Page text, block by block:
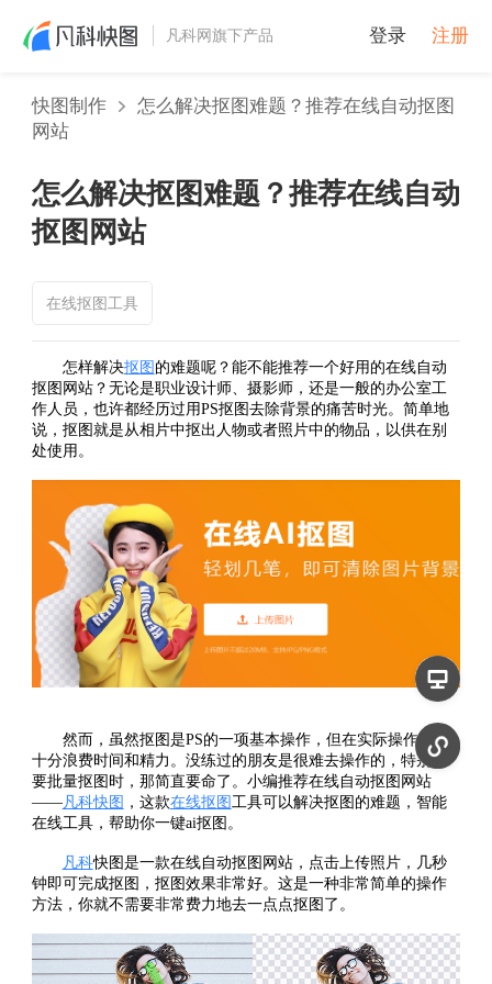
凡科网旗下产品 登录 注册
快图制作
怎么解决抠图难题？推荐在线自动抠图
网站
怎么解决抠图难题？推荐在线自动
抠图网站
在线抠图工具
怎样解决抠图的难题呢？能不能推荐一个好用的在线自动
抠图网站？无论是职业设计师、摄影师，还是一般的办公室工
作人员，也许都经历过用PS抠图去除背景的痛苦时光。简单地
说，抠图就是从相片中抠出人物或者照片中的物品，以供在别
处使用。
然而，虽然抠图是PS的一项基本操作，但在实际操作中也
十分浪费时间和精力。没练过的朋友是很难去操作的，特别是
要批量抠图时，那简直要命了。小编推荐在线自动抠图网站
——凡科快图 ，这款在线抠图工具可以解决抠图的难题，智能
在线工具，帮助你一键ai抠图。
凡科快图是一款在线自动抠图网站，点击上传照片，几秒
钟即可完成抠图，抠图效果非常好。这是一种非常简单的操作
方法，你就不需要非常费力地去一点点抠图了。